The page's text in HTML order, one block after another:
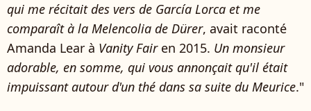
qui me récitait des vers de García Lorca et me
comparaît à la Melencolia de Dürer, avait raconté
Amanda Lear à Vanity Fairen 2015. Un monsieur
adorable, en somme, qui vous annonçait qu'il était
impuissant autour d'un thé dans sa suite du Meurice."